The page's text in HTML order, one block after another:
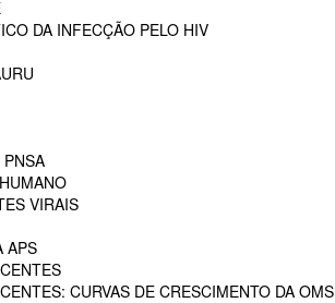
DA INFECÇÃO PELO HIV
VIRAIS
APS
CURVAS DE CRESCIMENTO DA OMS